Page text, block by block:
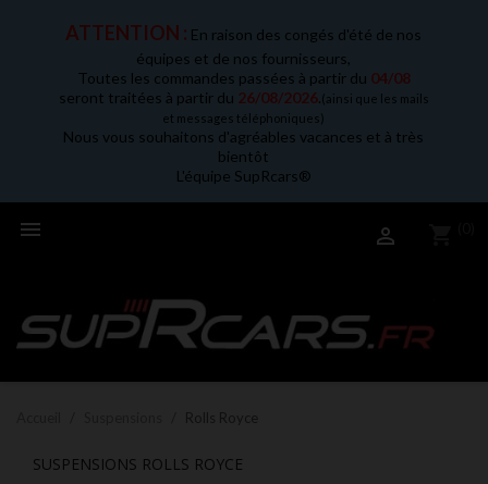
ATTENTION : En raison des congés d'été de nos
équipes et de nos fournisseurs,
Toutes les commandes passées à partir du 04/08
seront traitées à partir du 26/08/2026.(ainsi que les mails
et messages téléphoniques)
Nous vous souhaitons d'agréables vacances et à très
bientôt
L'équipe SupRcars®
 
SUSPENSIONS ROLLS ROYCE